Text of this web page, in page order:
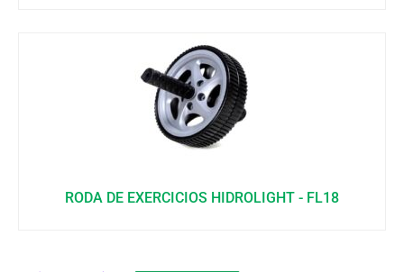
RODA DE EXERCICIOS HIDROLIGHT - FL18